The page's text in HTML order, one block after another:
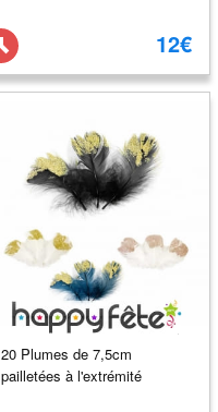
12€
20 Plumes de 7,5cm
pailletées à l'extrémité